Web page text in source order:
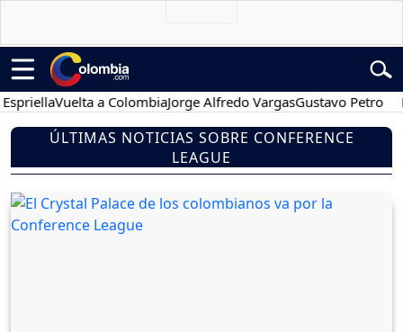
Vuelta a ColombiaJorge Alfredo VargasGustavo Petro
ÚLTIMAS NOTICIAS SOBRE CONFERENCE
LEAGUE